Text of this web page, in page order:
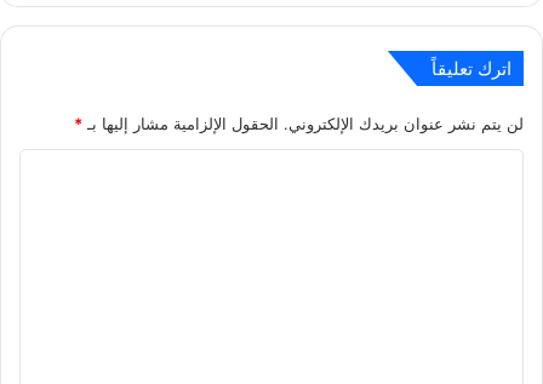
اترك تعليقاً
لن يتم نشر عنوان بريدك الإلكتروني. الحقول الإلزامية مشار إليها بـ *